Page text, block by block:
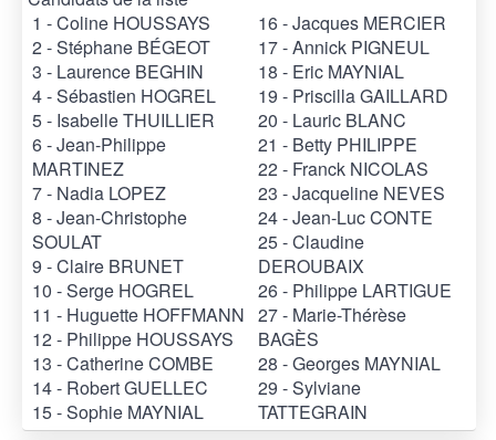
1 - Coline HOUSSAYS
2 - Stéphane BÉGEOT
3 - Laurence BEGHIN
4 - Sébastien HOGREL
5 - Isabelle THUILLIER
6 - Jean-Philippe
MARTINEZ
7 - Nadia LOPEZ
8 - Jean-Christophe
SOULAT
9 - Claire BRUNET
10 - Serge HOGREL
11 - Huguette HOFFMANN
12 - Philippe HOUSSAYS
13 - Catherine COMBE
14 - Robert GUELLEC
15 - Sophie MAYNIAL
16 - Jacques MERCIER
17 - Annick PIGNEUL
18 - Eric MAYNIAL
19 - Priscilla GAILLARD
20 - Lauric BLANC
21 - Betty PHILIPPE
22 - Franck NICOLAS
23 - Jacqueline NEVES
24 - Jean-Luc CONTE
25 - Claudine
DEROUBAIX
26 - Philippe LARTIGUE
27 - Marie-Thérèse
BAGÈS
28 - Georges MAYNIAL
29 - Sylviane
TATTEGRAIN